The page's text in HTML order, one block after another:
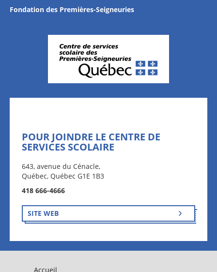
Fondation des Premières-Seigneuries
POUR JOINDRE LE CENTRE DE
SERVICES SCOLAIRE
643, avenue du Cénacle,
Québec, Québec G1E 1B3
418 666-4666
SITE WEB
Accueil